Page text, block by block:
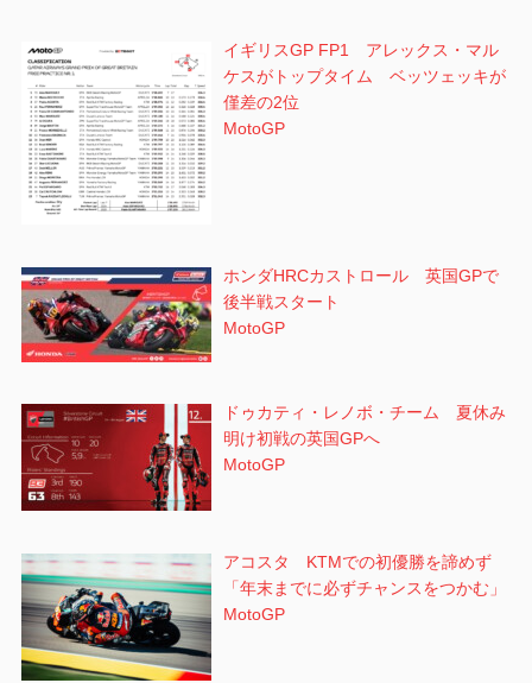
イギリスGP FP1 アレックス・マル
ケスがトップタイム ベッツェッキが
僅差の2位
MotoGP
ホンダHRCカストロール 英国GPで
後半戦スタート
MotoGP
ドゥカティ・レノボ・チーム 夏休み
明け初戦の英国GPへ
MotoGP
アコスタ KTMでの初優勝を諦めず
「年末までに必ずチャンスをつかむ」
MotoGP